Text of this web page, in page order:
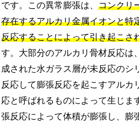
です。この異常膨張は、コンクリ
存在するアルカリ金属イオンと特
反応することによって引き起こさ
す。大部分のアルカリ骨材反応は
成された水ガラス層が未反応のシ
反応して膨張反応を起こすアルカ
応と呼ばれるものによって生じま
張反応によって体積が膨張し、膨